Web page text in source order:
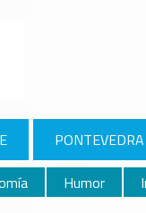
PONTEVEDRA
Humor